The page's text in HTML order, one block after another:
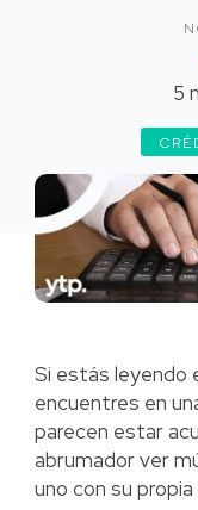
5
Si estás leyendo
encuentres en
parecen estar
abrumador ver
uno con su